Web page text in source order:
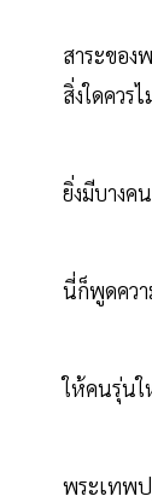
สาระของ
สิ่งใดควรไ
ยิ่งมีบางค
นี่ก็พูดควา
ให้คนรุ่นใ
พระเทพ